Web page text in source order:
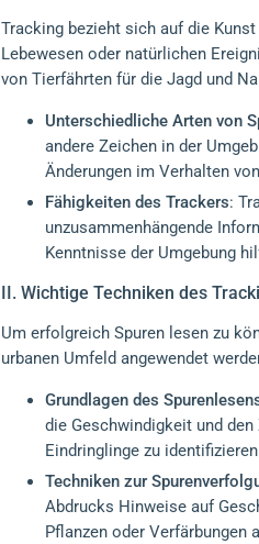
Tracking bezieht sich auf die
Lebewesen oder natürlichen
von Tierfährten für die Jagd und
Unterschiedliche Arten von
andere Zeichen in der
Änderungen im Verhalten
Fähigkeiten des Trackers:
unzusammenhängende
Kenntnisse der Umgebung
II. Wichtige Techniken des
Um erfolgreich Spuren lesen zu
urbanen Umfeld angewendet
Grundlagen des
die Geschwindigkeit und
Eindringlinge zu
Techniken zur
Abdrucks Hinweise auf
Pflanzen oder Verfärbungen